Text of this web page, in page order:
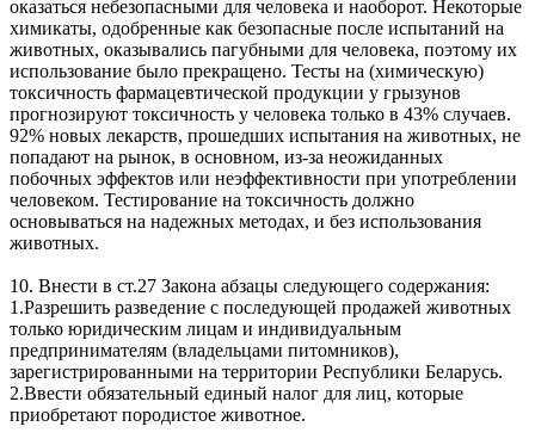
оказаться небезопасными для человека и наоборот. Некоторые
химикаты, одобренные как безопасные после испытаний на
животных, оказывались пагубными для человека, поэтому их
использование было прекращено. Тесты на (химическую)
токсичность фармацевтической продукции у грызунов
прогнозируют токсичность у человека только в 43% случаев.
92% новых лекарств, прошедших испытания на животных, не
попадают на рынок, в основном, из-за неожиданных
побочных эффектов или неэффективности при употреблении
человеком. Тестирование на токсичность должно
основываться на надежных методах, и без использования
животных.
10. Внести в ст.27 Закона абзацы следующего содержания:
1.Разрешить разведение с последующей продажей животных
только юридическим лицам и индивидуальным
предпринимателям (владельцами питомников),
зарегистрированными на территории Республики Беларусь.
2.Ввести обязательный единый налог для лиц, которые
приобретают породистое животное.